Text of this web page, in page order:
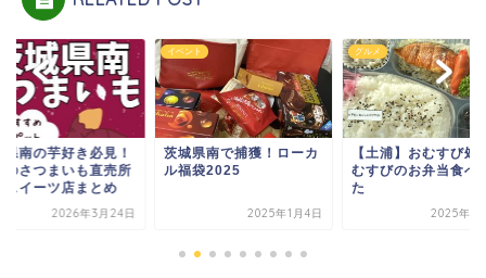
県南の芋好き必見！
のさつまいも直売所
スイーツ店まとめ
2026年3月24日
イベント
茨城県南で捕獲！ローカ
ル福袋2025
2025年1月4日
グルメ
【土浦】おむすび処
むすびのお弁当食べ
た
2025年1